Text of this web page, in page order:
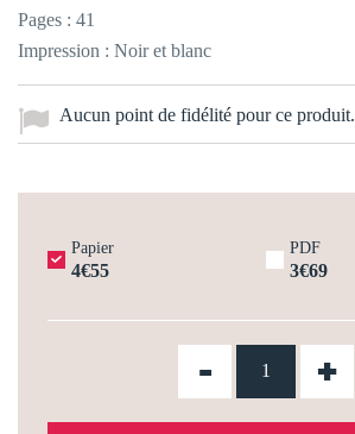
Pages : 41
Impression : Noir et blanc
Aucun point de fidélité pour ce produit.
Papier
4€55
PDF
3€69
- +